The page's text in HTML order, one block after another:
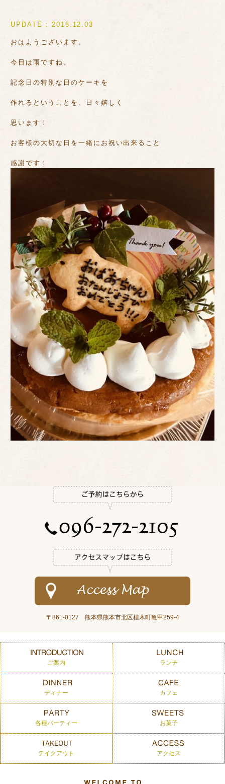
UPDATE : 2018.12.03
おはようございます。
今日は雨ですね。
記念日の特別な日のケーキを
作れるということを、日々嬉しく
思います！
お客様の大切な日を一緒にお祝い出来ること
感謝です！
〒861-0127 熊本県熊本市北区植木町亀甲259-4
ご案内 ランチ
ディナー カフェ
各種パーティー お菓子
テイクアウト アクセス